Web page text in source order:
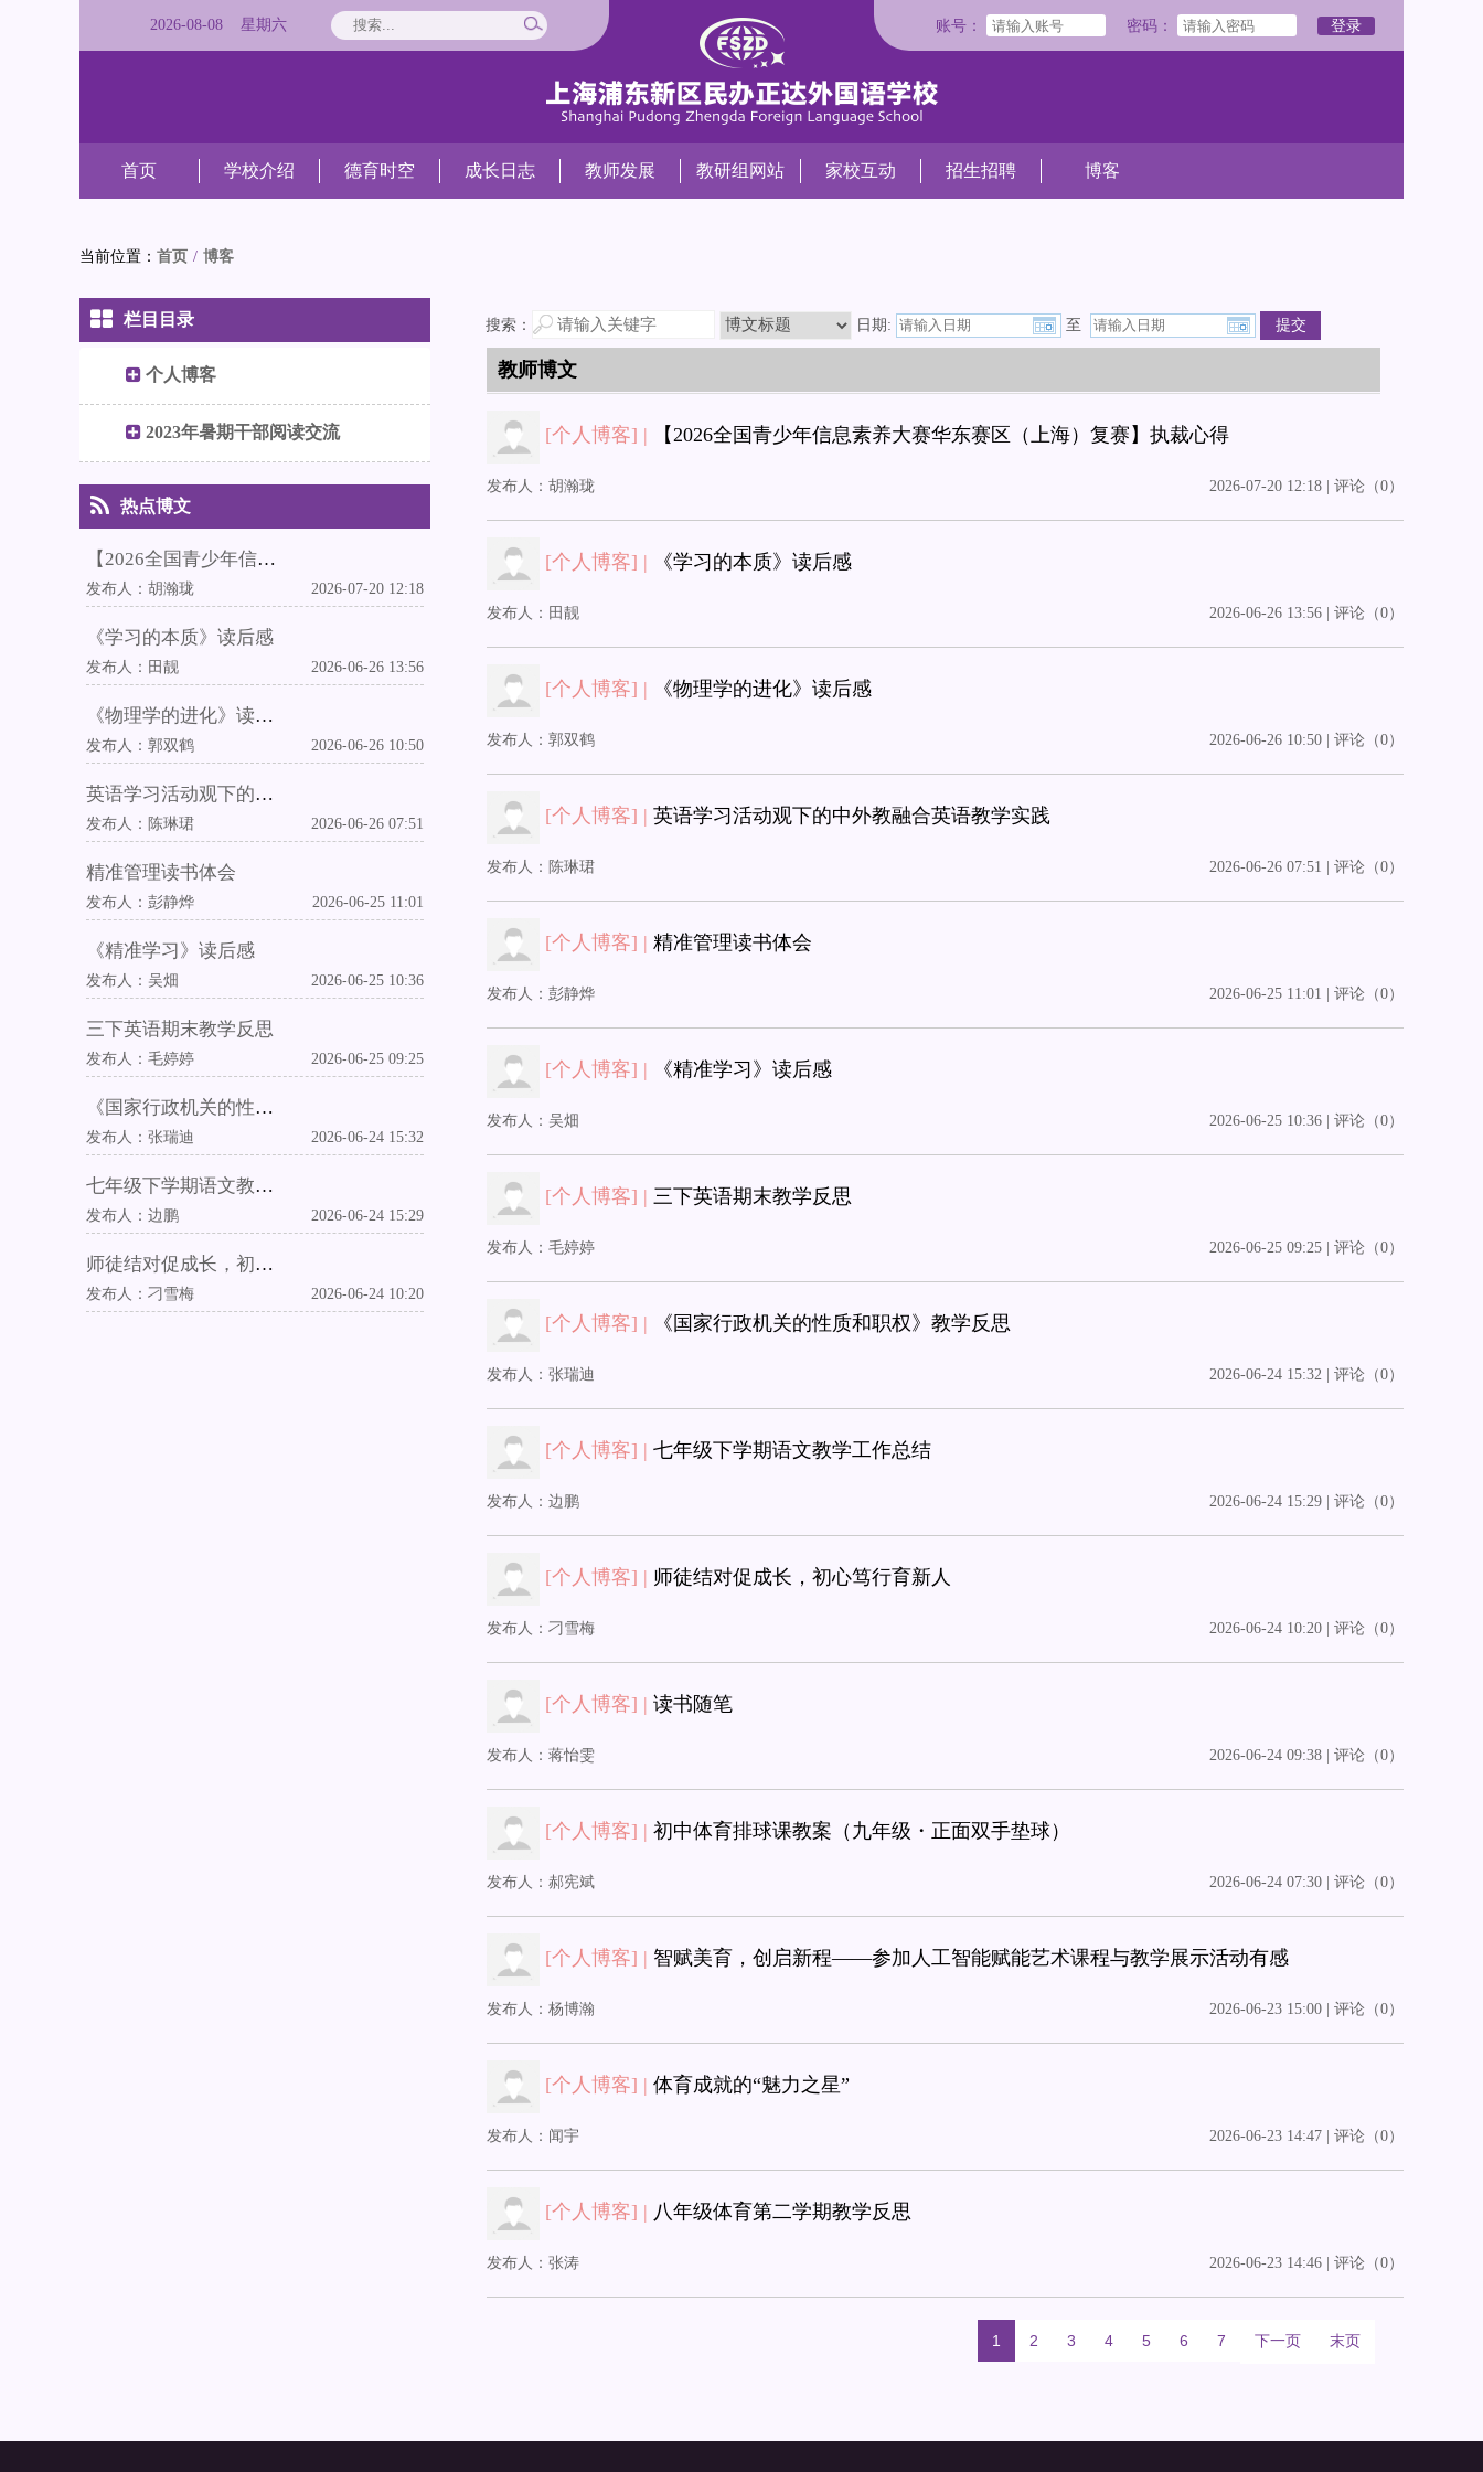
2026-08-08 星期 六 账号： 密码： 登录
首页 学校介绍 德育时空 成长日志 教师发展 教研组网站 家校互动 招生招聘 博客
当前位置： 首页 / 博客
栏目目录
个人博客
2023年暑期干部阅读交流
热点博文
【2026全国青少年信息素养大赛华东赛区（上海）复赛】执裁心得
发布人：胡瀚珑 2026-07-20 12:18
《学习的本质》读后感
发布人： 田靓 2026-06-26 13:56
《物理学的进化》读后感
发布人：郭双鹤 2026-06-26 10:50
英语学习活动观下的中外教融合英语教学实践
发布人： 陈琳珺 2026-06-26 07:51
精准管理读书体会
发布人：彭静烨 2026-06-25 11:01
《精准学习》读后感
发布人： 吴畑 2026-06-25 10:36
三下英语期末教学反思
发布人：毛婷婷 2026-06-25 09:25
《国家行政机关的性质和职权》教学反思
发布人：张瑞迪 2026-06-24 15:32
七年级下学期语文教学工作总结
发布人：边鹏 2026-06-24 15:29
师徒结对促成长，初心笃行育新人
发布人：刁雪梅 2026-06-24 10:20
搜索： 日期: 至 提交
教师博文
[个人博客] | 【2026全国青少年信息素养大赛华东赛区（上海）复赛】执裁心得
发布人：胡瀚珑 2026-07-20 12:18 | 评论（0）
[个人博客] | 《学习的本质》读后感
发布人： 田靓 2026-06-26 13:56 | 评论（0）
[个人博客] | 《物理学的进化》读后感
发布人：郭双鹤 2026-06-26 10:50 | 评论（0）
[个人博客] | 英语学习活动观下的中外教融合英语教学实践
发布人： 陈琳珺 2026-06-26 07:51 | 评论（0）
[个人博客] | 精准管理读书体会
发布人：彭静烨 2026-06-25 11:01 | 评论（0）
[个人博客] | 《精准学习》读后感
发布人： 吴畑 2026-06-25 10:36 | 评论（0）
[个人博客] | 三下英语期末教学反思
发布人：毛婷婷 2026-06-25 09:25 | 评论（0）
[个人博客] | 《国家行政机关的性质和职权》教学反思
发布人：张瑞迪 2026-06-24 15:32 | 评论（0）
[个人博客] | 七年级下学期语文教学工作总结
发布人：边鹏 2026-06-24 15:29 | 评论（0）
[个人博客] | 师徒结对促成长，初心笃行育新人
发布人：刁雪梅 2026-06-24 10:20 | 评论（0）
[个人博客] | 读书随笔
发布人：蒋怡雯 2026-06-24 09:38 | 评论（0）
[个人博客] | 初中体育排球课教案（九年级・正面双手垫球）
发布人：郝宪斌 2026-06-24 07:30 | 评论（0）
[个人博客] | 智赋美育，创启新程——参加人工智能赋能艺术课程与教学展示活动有感
发布人：杨博瀚 2026-06-23 15:00 | 评论（0）
[个人博客] | 体育成就的“魅力之星”
发布人： 闻宇 2026-06-23 14:47 | 评论（0）
[个人博客] | 八年级体育第二学期教学反思
发布人：张涛 2026-06-23 14:46 | 评论（0）
1 2 3 4 5 6 7 下一页 末页